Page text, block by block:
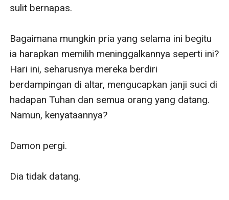
sulit bernapas.
Bagaimana mungkin pria yang selama ini begitu
ia harapkan memilih meninggalkannya seperti ini?
Hari ini, seharusnya mereka berdiri
berdampingan di altar, mengucapkan janji suci di
hadapan Tuhan dan semua orang yang datang.
Namun, kenyataannya?
Damon pergi.
Dia tidak datang.